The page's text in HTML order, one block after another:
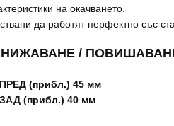
на окачването.
да работят перфектно със
/
(прибл.) 45 мм
(прибл.) 40 мм